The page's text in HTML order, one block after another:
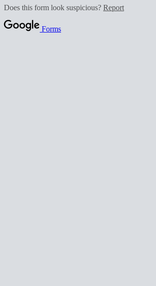
Does this form look suspicious? Report
Forms